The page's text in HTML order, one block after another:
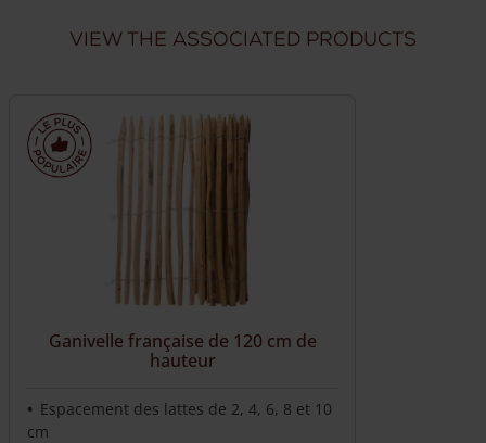
View the associated products
Ganivelle française de 120 cm de
hauteur
Espacement des lattes de 2, 4, 6, 8 et 10
cm